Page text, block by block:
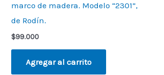
marco de madera. Modelo “2301”,
de Rodín.
$99.000
Agregar al carrito